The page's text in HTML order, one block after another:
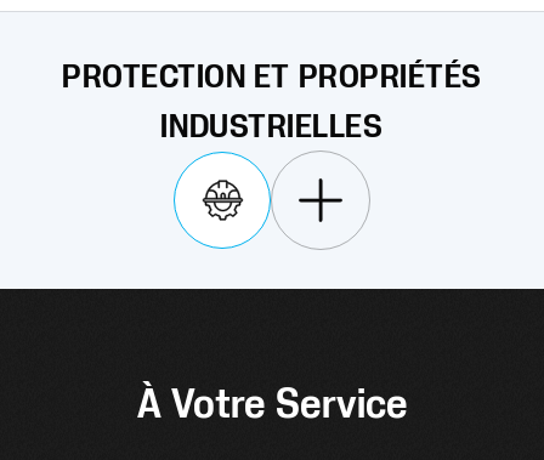
PROTECTION ET PROPRIÉTÉS
INDUSTRIELLES
À Votre Service